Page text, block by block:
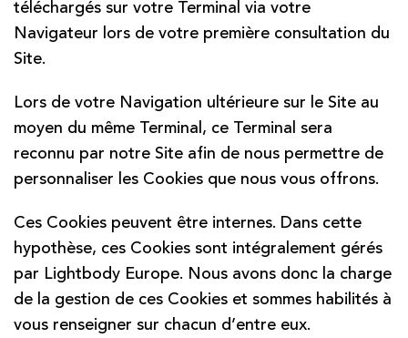
téléchargés sur votre Terminal via votre
Navigateur lors de votre première consultation du
Site.
Lors de votre Navigation ultérieure sur le Site au
moyen du même Terminal, ce Terminal sera
reconnu par notre Site afin de nous permettre de
personnaliser les Cookies que nous vous offrons.
Ces Cookies peuvent être internes. Dans cette
hypothèse, ces Cookies sont intégralement gérés
par Lightbody Europe. Nous avons donc la charge
de la gestion de ces Cookies et sommes habilités à
vous renseigner sur chacun d’entre eux.